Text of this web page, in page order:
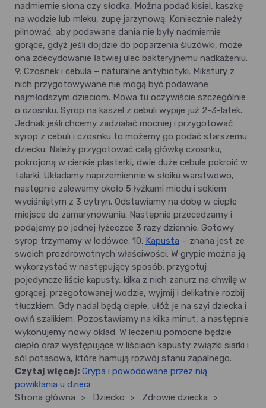
nadmiernie słona czy słodka. Można podać kisiel, kaszkę
na wodzie lub mleku, zupę jarzynową. Koniecznie należy
pilnować, aby podawane dania nie były nadmiernie
gorące, gdyż jeśli dojdzie do poparzenia śluzówki, może
ona zdecydowanie łatwiej ulec bakteryjnemu nadkażeniu.
9. Czosnek i cebula – naturalne antybiotyki. Mikstury z
nich przygotowywane nie mogą być podawane
najmłodszym dzieciom. Mowa tu oczywiście szczególnie
o czosnku. Syrop na kaszel z cebuli wypije już 2-3-latek.
Jednak jeśli chcemy zadziałać mocniej i przygotować
syrop z cebuli i czosnku to możemy go podać starszemu
dziecku. Należy przygotować całą główkę czosnku,
pokrojoną w cienkie plasterki, dwie duże cebule pokroić w
talarki. Układamy naprzemiennie w słoiku warstwowo,
następnie zalewamy około 5 łyżkami miodu i sokiem
wyciśniętym z 3 cytryn. Odstawiamy na dobę w ciepłe
miejsce do zamarynowania. Następnie przecedzamy i
podajemy po jednej łyżeczce 3 razy dziennie. Gotowy
syrop trzymamy w lodówce. 10. Kapusta – znana jest ze
swoich prozdrowotnych właściwości. W grypie można ją
wykorzystać w następujący sposób: przygotuj
pojedyncze liście kapusty, kilka z nich zanurz na chwilę w
gorącej, przegotowanej wodzie, wyjmij i delikatnie rozbij
tłuczkiem. Gdy nadal będą ciepłe, ułóż je na szyi dziecka i
owiń szalikiem. Pozostawiamy na kilka minut, a następnie
wykonujemy nowy okład. W leczeniu pomocne będzie
ciepło oraz występujące w liściach kapusty związki siarki i
sól potasowa, które hamują rozwój stanu zapalnego.
Czytaj więcej: Grypa i powodowane przez nią
powikłania u dzieci
Strona główna
> Dziecko > Zdrowie dziecka >